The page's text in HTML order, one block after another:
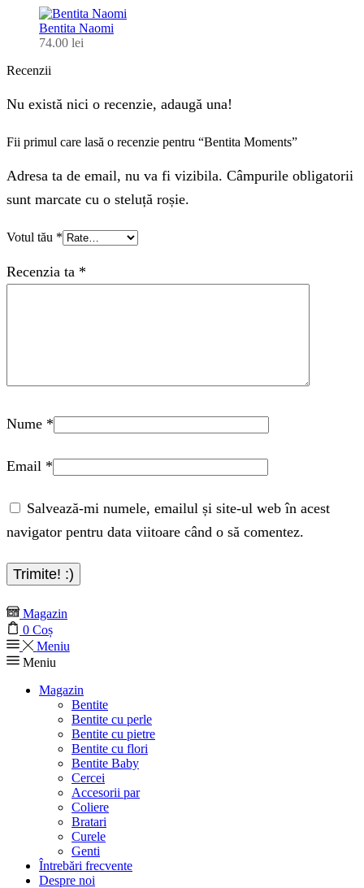
Bentita Naomi
74.00 lei
Recenzii
Nu există nici o recenzie, adaugă una!
Fii primul care lasă o recenzie pentru “Bentita Moments”
Adresa ta de email, nu va fi vizibila. Câmpurile obligatorii
sunt marcate cu o steluță roșie.
Votul tău *
Recenzia ta *
Nume *
Email *
Salvează-mi numele, emailul și site-ul web în acest
navigator pentru data viitoare când o să comentez.
Magazin
0 Coș
Meniu
Meniu
Magazin
Bentite
Bentite cu perle
Bentite cu pietre
Bentite cu flori
Bentite Baby
Cercei
Accesorii par
Coliere
Bratari
Curele
Genti
Întrebări frecvente
Despre noi